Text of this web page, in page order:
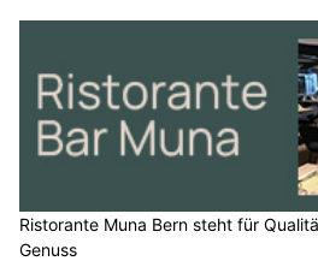
Ristorante Muna Bern steht für
Genuss